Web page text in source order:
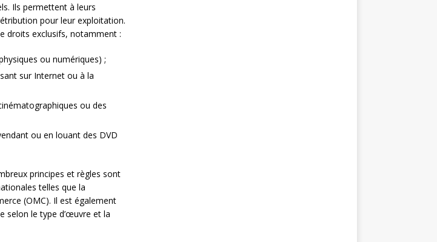
Ils permettent à leurs
pour leur exploitation.
droits exclusifs, notamment :
ou numériques) ;
sur Internet ou à la
ou des
ou en louant des DVD
principes et règles sont
telles que la
(OMC). Il est également
selon le type d’œuvre et la